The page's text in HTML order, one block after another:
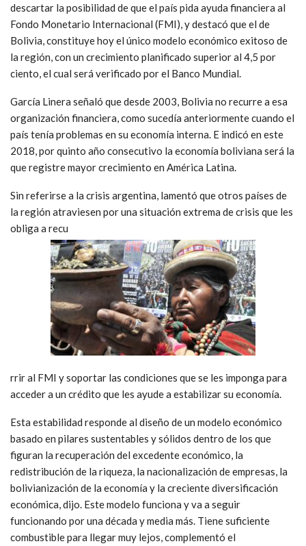
descartar la posibilidad de que el país pida ayuda financiera al
Fondo Monetario Internacional (FMI), y destacó que el de
Bolivia, constituye hoy el único modelo económico exitoso de
la región, con un crecimiento planificado superior al 4,5 por
ciento, el cual será verificado por el Banco Mundial.
García Linera señaló que desde 2003, Bolivia no recurre a esa
organización financiera, como sucedía anteriormente cuando el
país tenía problemas en su economía interna. E indicó en este
2018, por quinto año consecutivo la economía boliviana será la
que registre mayor crecimiento en América Latina.
Sin referirse a la crisis argentina, lamentó que otros países de
la región atraviesen por una situación extrema de crisis que les
obliga a recu
rrir al FMI y soportar las condiciones que se les imponga para
acceder a un crédito que les ayude a estabilizar su economía.
Esta estabilidad responde al diseño de un modelo económico
basado en pilares sustentables y sólidos dentro de los que
figuran la recuperación del excedente económico, la
redistribución de la riqueza, la nacionalización de empresas, la
bolivianización de la economía y la creciente diversificación
económica, dijo. Este modelo funciona y va a seguir
funcionando por una década y media más. Tiene suficiente
combustible para llegar muy lejos, complementó el